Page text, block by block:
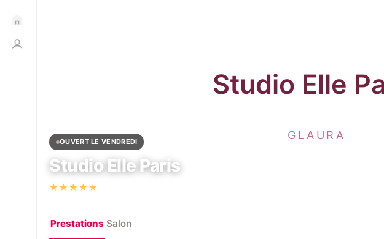
OUVERT LE VENDREDI
Studio Elle Paris
★★★★★
Prestations Salon